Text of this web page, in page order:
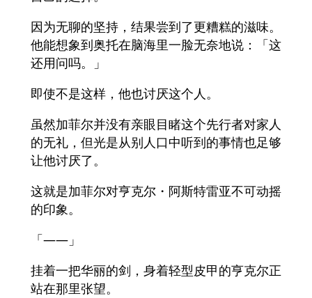
因为无聊的坚持，结果尝到了更糟糕的滋味。
他能想象到奥托在脑海里一脸无奈地说：「这
还用问吗。」
即使不是这样，他也讨厌这个人。
虽然加菲尔并没有亲眼目睹这个先行者对家人
的无礼，但光是从别人口中听到的事情也足够
让他讨厌了。
这就是加菲尔对亨克尔・阿斯特雷亚不可动摇
的印象。
「——」
挂着一把华丽的剑，身着轻型皮甲的亨克尔正
站在那里张望。